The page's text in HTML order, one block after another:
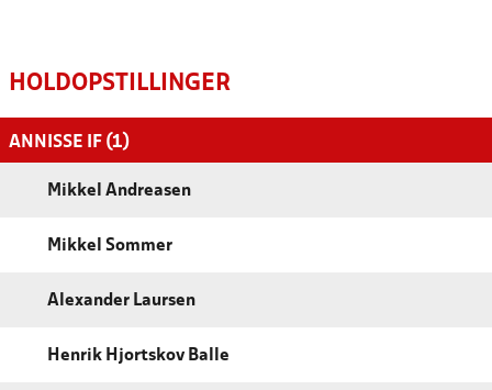
HOLDOPSTILLINGER
ANNISSE IF (1)
Mikkel Andreasen
Mikkel Sommer
Alexander Laursen
Henrik Hjortskov Balle